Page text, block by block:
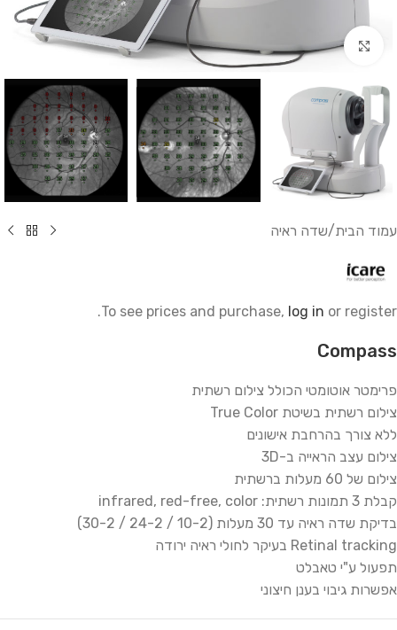
לחץ להגדלה
עמוד הבית/שדה ראיה
To see prices and purchase, log in or register.
Compass
פרימטר אוטומטי הכולל צילום רשתית
צילום רשתית בשיטת True Color
ללא צורך בהרחבת אישונים
צילום עצב הראייה ב-3D
צילום של 60 מעלות ברשתית
קבלת 3 תמונות רשתית: infrared, red-free, color
בדיקת שדה ראיה עד 30 מעלות (10-2 / 24-2 / 30-2)
Retinal tracking בעיקר לחולי ראיה ירודה
תפעול ע"י טאבלט
אפשרות גיבוי בענן חיצוני